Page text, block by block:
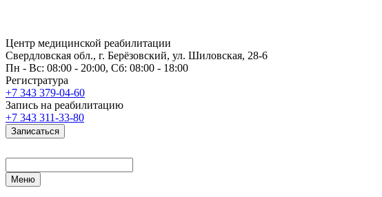
Центр медицинской реабилитации
Свердловская обл., г. Берёзовский, ул. Шиловская, 28-6
Пн - Вс: 08:00 - 20:00, Сб: 08:00 - 18:00
Регистратура
+7 343 379-04-60
Запись на реабилитацию
+7 343 311-33-80
Записаться
Меню